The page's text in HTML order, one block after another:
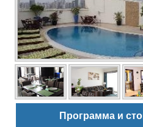
Программа и